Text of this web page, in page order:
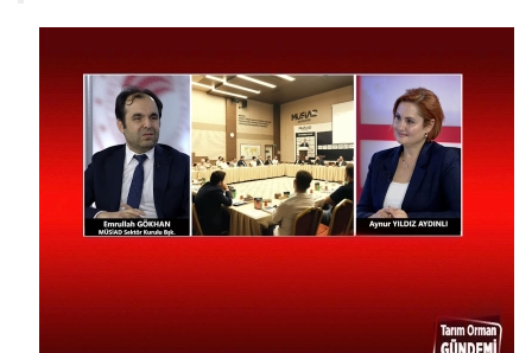
Tarım Orman Gündemi 15.06.2026